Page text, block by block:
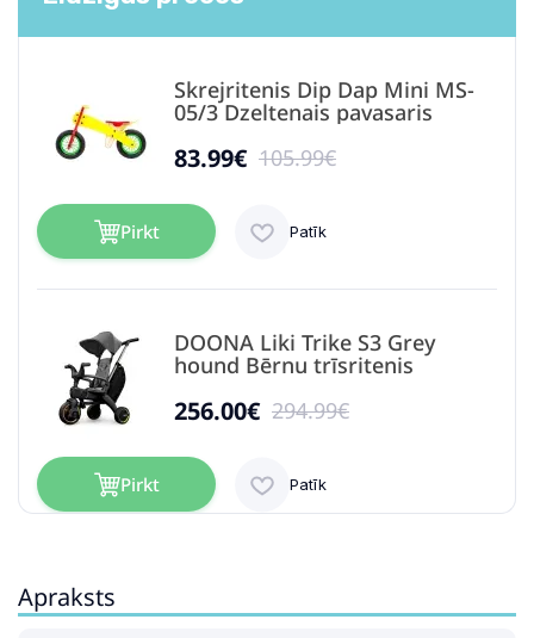
Skrejritenis Dip Dap Mini MS-
05/3 Dzeltenais pavasaris
83.99€ 105.99€
Pirkt Patīk
DOONA Liki Trike S3 Grey
hound Bērnu trīsritenis
256.00€ 294.99€
Pirkt Patīk
2Way Next Light Green
Apraksts